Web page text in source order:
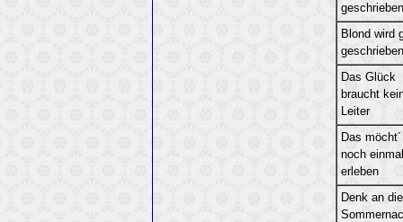
geschrieben
Blond wird
Das Glück
braucht
Leiter
Das
noch einmal
erleben
Denk an die